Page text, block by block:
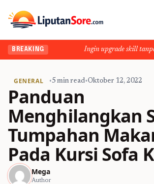
BREAKING Ingin upgrade skill tanpa
GENERAL •5 min read•Oktober 12, 2022
Panduan
Menghilangkan
Tumpahan
Pada Kursi Sofa
Mega
Author